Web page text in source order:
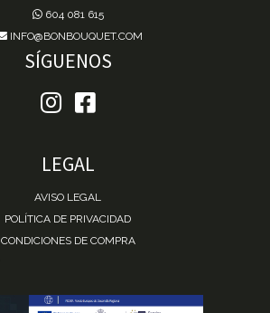
604 081 615
INFO@BONBOUQUET.COM
SÍGUENOS
LEGAL
AVISO LEGAL
POLÍTICA DE PRIVACIDAD
CONDICIONES DE COMPRA